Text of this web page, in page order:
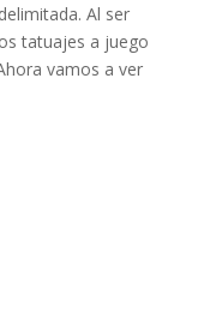
Al ser
tatuajes a juego
vamos a ver